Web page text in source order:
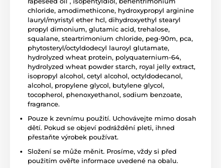
chloride, amodimethicone, hydroxypropyl arginine
lauryl/myristyl ether hcl, dihydroxyethyl stearyl
propyl dimonium, glutamic acid, trehalose,
squalane, steartrimonium chloride, peg-90m, pca,
phytosteryl/octyldodecyl lauroyl glutamate,
hydrolyzed wheat protein, polyquaternium-64,
hydrolyzed wheat powder starch, royal jelly extract,
isopropyl alcohol, cetyl alcohol, octyldodecanol,
alcohol, propylene glycol, butylene glycol,
tocopherol, phenoxyethanol, sodium benzoate,
fragrance.
Pouze k zevnímu použití. Uchovávejte mimo dosah
dětí. Pokud se objeví podráždění pleti, ihned
přestaňte výrobek používat.
Složení se může měnit. Prosíme, vždy si před
použitím ověřte informace uvedené na obalu.